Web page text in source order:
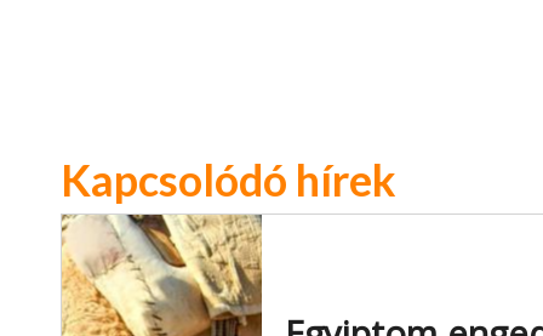
Kapcsolódó hírek